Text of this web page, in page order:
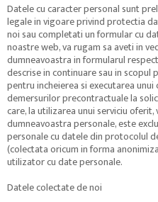
Datele cu caracter personal sunt
legale in vigoare privind protectia
noi sau completati un formular cu
noastre web, va rugam sa aveti in
dumneavoastra in formularul
descrise in continuare sau in
pentru incheierea si executarea
demersurilor precontractuale la
care, la utilizarea unui serviciu
dumneavoastra personale, este
personale cu datele din protocolul
(colectata oricum in forma
utilizator cu date personale.
Datele colectate de noi